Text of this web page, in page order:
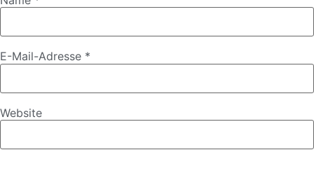
E-Mail-Adresse *
Website